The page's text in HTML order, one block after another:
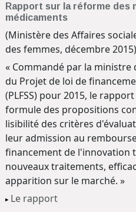
Rapport sur la réforme des
médicaments
(Ministère des Affaires
des femmes, décembre 2015)
« Commandé par la ministre
du Projet de loi de
(PLFSS) pour 2015, le
formule des propositions
lisibilité des critères
leur admission au
financement de l'innovation
nouveaux traitements,
apparition sur le marché. »
Le rapport